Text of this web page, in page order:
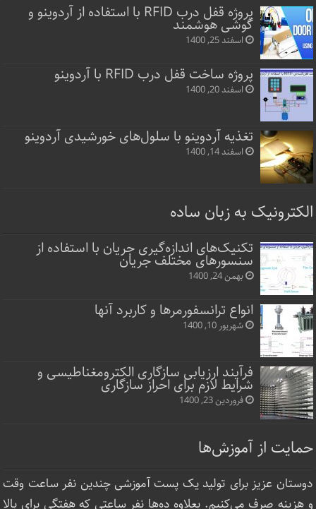
پروژه قفل‌ درب RFID با استفاده از آردوینو و
گوشی هوشمند
اسفند 25, 1400
پروژه ساخت قفل‌ درب RFID با آردوینو
اسفند 20, 1400
تغذیه آردوینو با سلول‌های خورشیدی آردوینو
اسفند 14, 1400
الکترونیک به زبان ساده
تکنیک‌های اندازه‌گیری جریان با استفاده از
سنسورهای مختلف جریان
بهمن 24, 1400
انواع ترانسفورمرها و کاربرد آنها
شهریور 10, 1400
فرآیند ارزیابی سازگاری الکترومغناطیسی و
شرایط لازم برای احراز سازگاری
فروردین 23, 1400
حمایت از آموزش‌ها
دوستان عزیز برای تولید یک پست آموزشی چندین نفر ساعت‌ وقت
و هزینه صرف می‌کنیم. بعلاوه ده‌ها نفر ساعتی که هفتگی برای بالا